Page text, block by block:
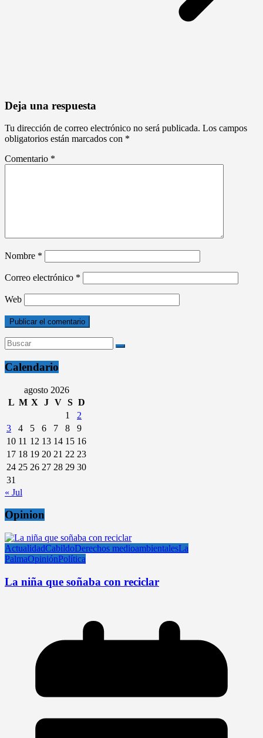
Deja una respuesta
Tu dirección de correo electrónico no será publicada. Los campos
obligatorios están marcados con *
Comentario *
Nombre *
Correo electrónico *
Web
Calendario
agosto 2026
L M X J V S D
1
2
3
4 5 6 7 8
9
10 11 12 13 14 15 16
17 18 19 20 21 22 23
24 25 26 27 28 29 30
31
« Jul
Opinion
ActualidadCabildoDerechos medioambientalesLa
PalmaOpiniónPolítica
La niña que soñaba con reciclar